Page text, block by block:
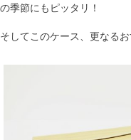
の季節にもピッタリ！
そしてこのケース、更なる